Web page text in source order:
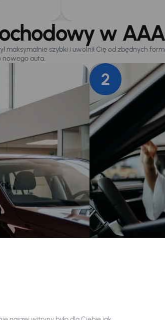
w
szybki i uwolnił Cię od zbędnych
nowego auta.
2